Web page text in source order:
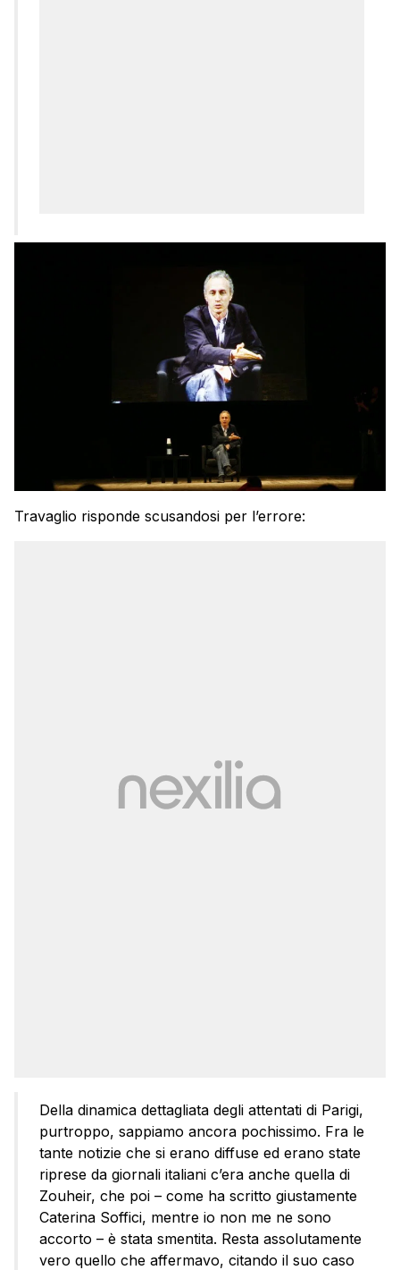
Travaglio risponde scusandosi per l’errore:
Della dinamica dettagliata degli attentati di Parigi,
purtroppo, sappiamo ancora pochissimo. Fra le
tante notizie che si erano diffuse ed erano state
riprese da giornali italiani c’era anche quella di
Zouheir, che poi – come ha scritto giustamente
Caterina Soffici, mentre io non me ne sono
accorto – è stata smentita. Resta assolutamente
vero quello che affermavo, citando il suo caso